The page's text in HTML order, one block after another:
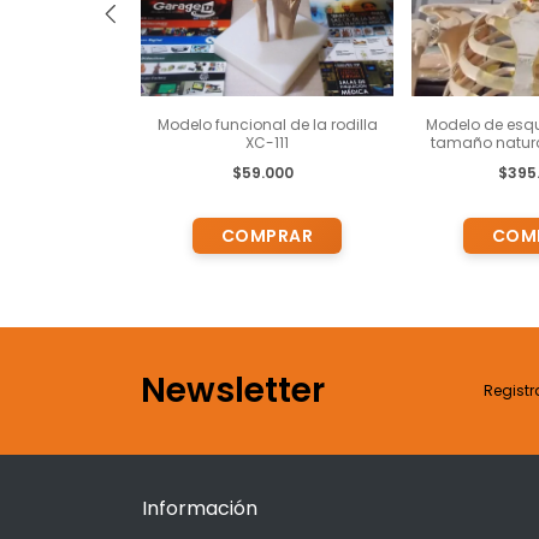
Modelo funcional de la rodilla
XC-111
$59.000
Modelo de
tamaño
arterias
Newsletter
Información